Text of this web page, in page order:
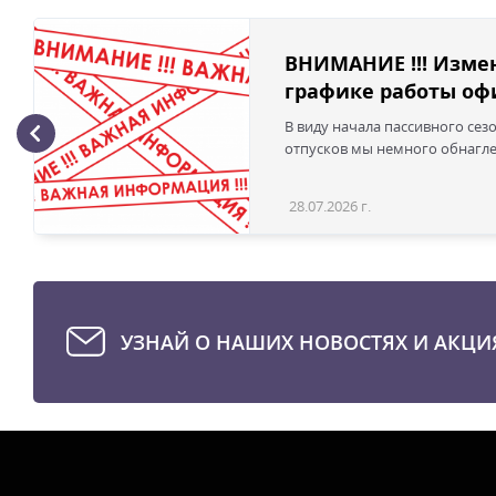
ВНИМАНИЕ !!!
графике работы
В виду начала пассивного
отпусков мы немного
28.07.2026 г.
УЗНАЙ О НАШИХ НОВОСТЯХ И